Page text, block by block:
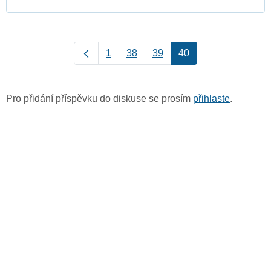
1 38 39 40
Pro přidání příspěvku do diskuse se prosím přihlaste.